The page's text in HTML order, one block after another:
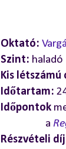
Oktató:
Szint: haladó
Kis létszámú
Időtartam:
Időpontok
a
Részvételi